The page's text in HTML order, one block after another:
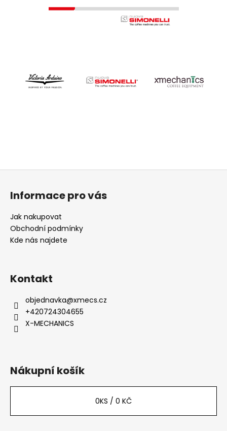
Informace pro vás
Jak nakupovat
Obchodní podmínky
Kde nás najdete
Kontakt
objednavka@xmecs.cz
+420724304655
X-MECHANICS
Nákupní košík
0KS / 0 KČ